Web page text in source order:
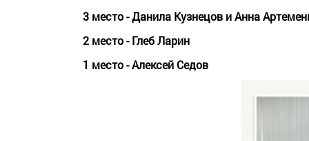
3 место - Данила Кузнецов и Анна
2 место - Глеб Ларин
1 место - Алексей Седов